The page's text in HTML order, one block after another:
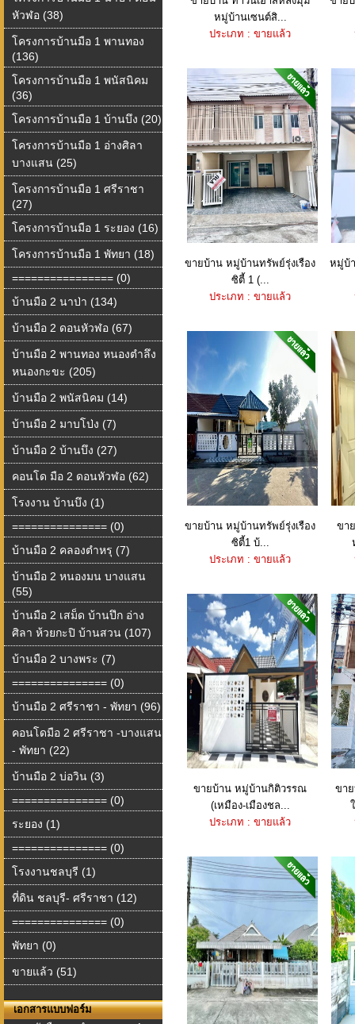
หัวฬอ (38)
โครงการบ้านมือ 1 พานทอง
(136)
โครงการบ้านมือ 1 พนัสนิคม
(36)
โครงการบ้านมือ 1 บ้านบึง (20)
โครงการบ้านมือ 1 อ่างศิลา
บางแสน (25)
โครงการบ้านมือ 1 ศรีราชา
(27)
โครงการบ้านมือ 1 ระยอง (16)
โครงการบ้านมือ 1 พัทยา (18)
================ (0)
บ้านมือ 2 นาป่า (134)
บ้านมือ 2 ดอนหัวฬอ (67)
บ้านมือ 2 พานทอง หนองตำลึง
หนองกะขะ (205)
บ้านมือ 2 พนัสนิคม (14)
บ้านมือ 2 มาบโป่ง (7)
บ้านมือ 2 บ้านบึง (27)
คอนโด มือ 2 ดอนหัวฬอ (62)
โรงงาน บ้านบึง (1)
=============== (0)
บ้านมือ 2 คลองตำหรุ (7)
บ้านมือ 2 หนองมน บางแสน
(55)
บ้านมือ 2 เสม็ด บ้านปึก อ่าง
ศิลา ห้วยกะปิ บ้านสวน (107)
บ้านมือ 2 บางพระ (7)
=============== (0)
บ้านมือ 2 ศรีราชา - พัทยา (96)
คอนโดมือ 2 ศรีราชา -บางแสน
- พัทยา (22)
บ้านมือ 2 บ่อวิน (3)
=============== (0)
ระยอง (1)
=============== (0)
โรงงานชลบุรี (1)
ที่ดิน ชลบุรี- ศรีราชา (12)
=============== (0)
พัทยา (0)
ขายแล้ว (51)
เอกสารแบบฟอร์ม
หมู่บ้านเซนต์สิ...
ประเภท : ขายแล้ว
ขายบ้าน หมู่บ้านทรัพย์รุ่งเรือง
ซิตี้ 1 (...
ประเภท : ขายแล้ว
หมู่บ้
ขายบ้าน หมู่บ้านทรัพย์รุ่งเรือง
ซิตี้1 บ้...
ประเภท : ขายแล้ว
ขา
ขายบ้าน หมู่บ้านกิติวรรณ
(เหมือง-เมืองชล...
ประเภท : ขายแล้ว
ขา